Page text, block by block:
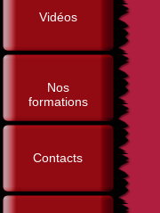
Vidéos
Nos
formations
Contacts